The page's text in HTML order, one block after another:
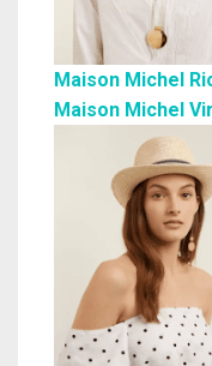
Maison Michel
Maison Michel